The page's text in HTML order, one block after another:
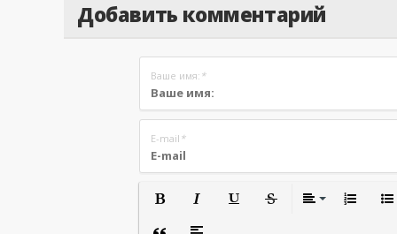
Добавить комментарий
Ваше имя: *
E-mail *